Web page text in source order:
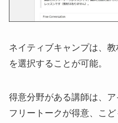
ネイティブキャンプは、
を選択することが可能。
得意分野がある講師は、ア
フリートークが得意、こ